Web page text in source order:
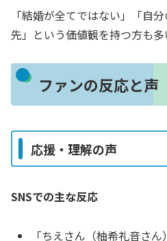
「結婚が全てではない」「自
先」という価値観を持つ方も多
ファンの反応と声
応援・理解の声
SNSでの主な反応
「ちえさん（柚希礼音さ